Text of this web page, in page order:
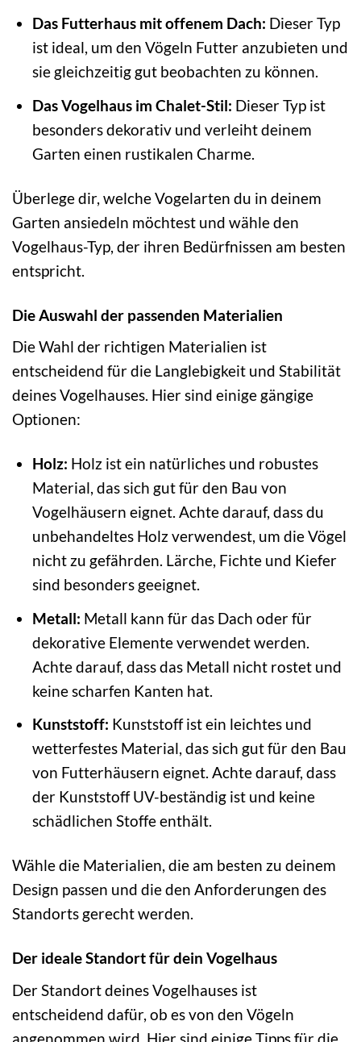
Das Futterhaus mit offenem Dach: Dieser Typ
ist ideal, um den Vögeln Futter anzubieten und
sie gleichzeitig gut beobachten zu können.
Das Vogelhaus im Chalet-Stil: Dieser Typ ist
besonders dekorativ und verleiht deinem
Garten einen rustikalen Charme.
Überlege dir, welche Vogelarten du in deinem
Garten ansiedeln möchtest und wähle den
Vogelhaus-Typ, der ihren Bedürfnissen am besten
entspricht.
Die Auswahl der passenden Materialien
Die Wahl der richtigen Materialien ist
entscheidend für die Langlebigkeit und Stabilität
deines Vogelhauses. Hier sind einige gängige
Optionen:
Holz: Holz ist ein natürliches und robustes
Material, das sich gut für den Bau von
Vogelhäusern eignet. Achte darauf, dass du
unbehandeltes Holz verwendest, um die Vögel
nicht zu gefährden. Lärche, Fichte und Kiefer
sind besonders geeignet.
Metall: Metall kann für das Dach oder für
dekorative Elemente verwendet werden.
Achte darauf, dass das Metall nicht rostet und
keine scharfen Kanten hat.
Kunststoff: Kunststoff ist ein leichtes und
wetterfestes Material, das sich gut für den Bau
von Futterhäusern eignet. Achte darauf, dass
der Kunststoff UV-beständig ist und keine
schädlichen Stoffe enthält.
Wähle die Materialien, die am besten zu deinem
Design passen und die den Anforderungen des
Standorts gerecht werden.
Der ideale Standort für dein Vogelhaus
Der Standort deines Vogelhauses ist
entscheidend dafür, ob es von den Vögeln
angenommen wird. Hier sind einige Tipps für die